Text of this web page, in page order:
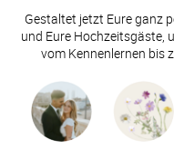
Gestaltet jetzt Eure ganz
und Eure Hochzeitsgäste,
vom Kennenlernen bis